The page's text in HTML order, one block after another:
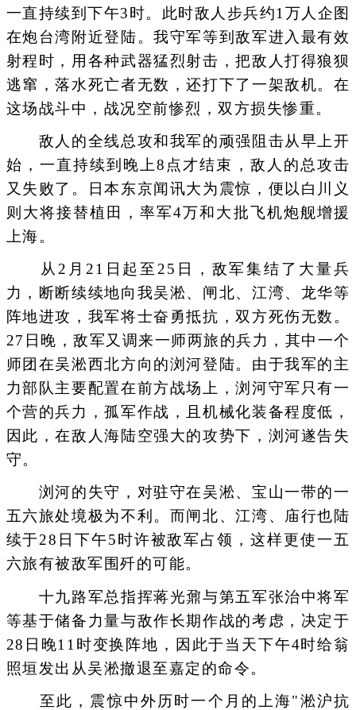
一直持续到下午3时。此时敌人步兵约1万人企图
在炮台湾附近登陆。我守军等到敌军进入最有效
射程时，用各种武器猛烈射击，把敌人打得狼狈
逃窜，落水死亡者无数，还打下了一架敌机。在
这场战斗中，战况空前惨烈，双方损失惨重。
敌人的全线总攻和我军的顽强阻击从早上开
始，一直持续到晚上8点才结束，敌人的总攻击
又失败了。日本东京闻讯大为震惊，便以白川义
则大将接替植田，率军4万和大批飞机炮舰增援
上海。
从2月21日起至25日，敌军集结了大量兵
力，断断续续地向我吴淞、闸北、江湾、龙华等
阵地进攻，我军将士奋勇抵抗，双方死伤无数。
27日晚，敌军又调来一师两旅的兵力，其中一个
师团在吴淞西北方向的浏河登陆。由于我军的主
力部队主要配置在前方战场上，浏河守军只有一
个营的兵力，孤军作战，且机械化装备程度低，
因此，在敌人海陆空强大的攻势下，浏河遂告失
守。
浏河的失守，对驻守在吴淞、宝山一带的一
五六旅处境极为不利。而闸北、江湾、庙行也陆
续于28日下午5时许被敌军占领，这样更使一五
六旅有被敌军围歼的可能。
十九路军总指挥蒋光鼐与第五军张治中将军
等基于储备力量与敌作长期作战的考虑，决定于
28日晚11时变换阵地，因此于当天下午4时给翁
照垣发出从吴淞撤退至嘉定的命令。
至此，震惊中外历时一个月的上海"淞沪抗